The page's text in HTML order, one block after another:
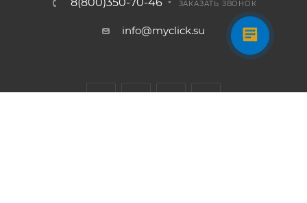
ЗАКАЗАТЬ ЗВОНОК
info@myclick.su